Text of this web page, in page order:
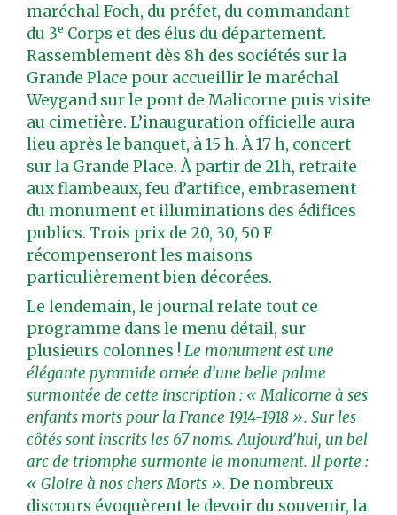
maréchal Foch, du préfet, du commandant
du 3e Corps et des élus du département.
Rassemblement dès 8h des sociétés sur la
Grande Place pour accueillir le maréchal
Weygand sur le pont de Malicorne puis visite
au cimetière. L’inauguration officielle aura
lieu après le banquet, à 15 h. À 17 h, concert
sur la Grande Place. À partir de 21h, retraite
aux flambeaux, feu d’artifice, embrasement
du monument et illuminations des édifices
publics. Trois prix de 20, 30, 50 F
récompenseront les maisons
particulièrement bien décorées.
Le lendemain, le journal relate tout ce
programme dans le menu détail, sur
plusieurs colonnes ! Le monument est une
élégante pyramide ornée d’une belle palme
surmontée de cette inscription : « Malicorne à ses
enfants morts pour la France 1914-1918 ». Sur les
côtés sont inscrits les 67 noms. Aujourd’hui, un bel
arc de triomphe surmonte le monument. Il porte :
« Gloire à nos chers Morts ». De nombreux
discours évoquèrent le devoir du souvenir, la